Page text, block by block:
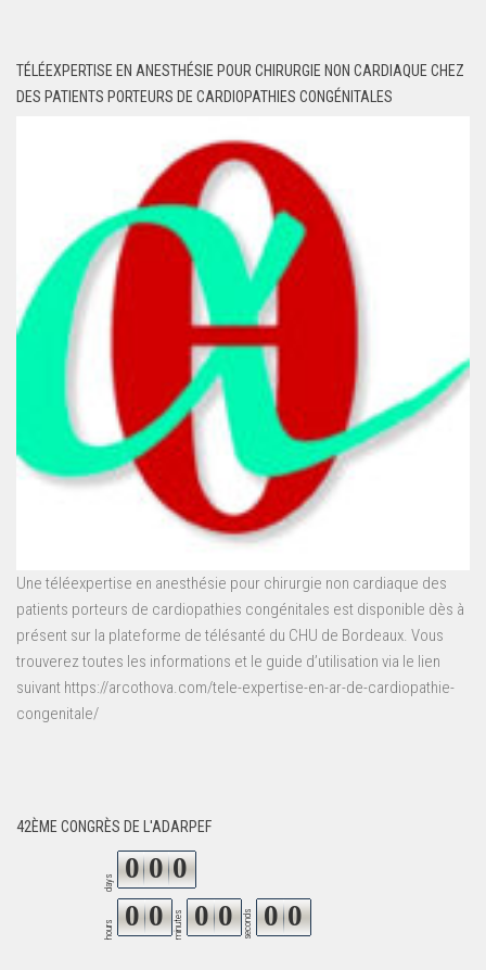
TÉLÉEXPERTISE EN ANESTHÉSIE POUR CHIRURGIE NON CARDIAQUE CHEZ
DES PATIENTS PORTEURS DE CARDIOPATHIES CONGÉNITALES
Une téléexpertise en anesthésie pour chirurgie non cardiaque des
patients porteurs de cardiopathies congénitales est disponible dès à
présent sur la plateforme de télésanté du CHU de Bordeaux. Vous
trouverez toutes les informations et le guide d’utilisation via le lien
suivant https://arcothova.com/tele-expertise-en-ar-de-cardiopathie-
congenitale/
42ÈME CONGRÈS DE L'ADARPEF
days 0 0 0
hours 0 0 minutes 0 0 seconds 0 0